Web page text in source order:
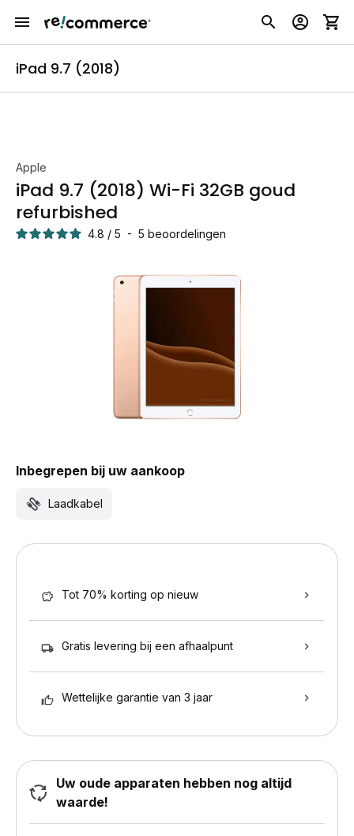
iPad 9.7 (2018)
Apple
iPad 9.7 (2018) Wi-Fi 32GB goud
refurbished
4.8 / 5 - 5 beoordelingen
Inbegrepen bij uw aankoop
Laadkabel
Tot 70% korting op nieuw
Gratis levering bij een afhaalpunt
Wettelijke garantie van 3 jaar
Uw oude apparaten hebben nog altijd
waarde!